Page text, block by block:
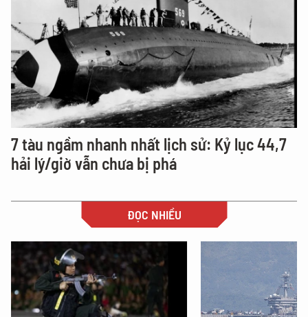
7 tàu ngầm nhanh nhất lịch sử: Kỷ lục 44,7
hải lý/giờ vẫn chưa bị phá
ĐỌC NHIỀU